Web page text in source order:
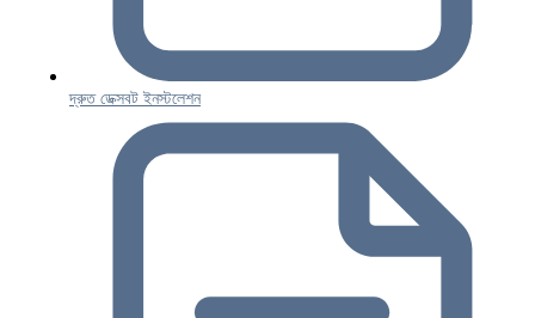
দ্রুত ডেক্সবট ইনস্টলেশন